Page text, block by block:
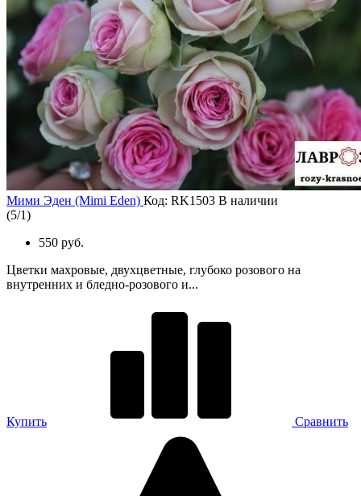
Мими Эден (Mimi Eden) Код: RK1503 В наличии
(5/1)
550 руб.
Цветки махровые, двухцветные, глубоко розового на
внутренних и бледно-розового и...
Купить Сравнить